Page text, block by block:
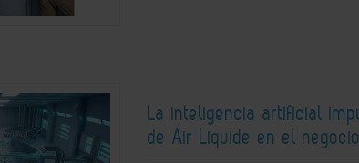
La inteligencia artificial
de Air Liquide en el